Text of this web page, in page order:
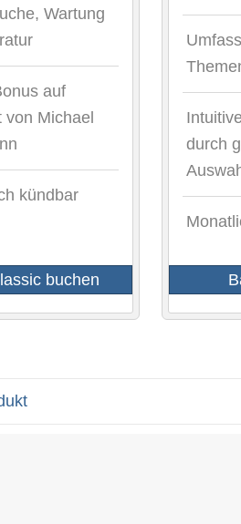
Wartung
auf
von Michael
kündbar
buchen
durch